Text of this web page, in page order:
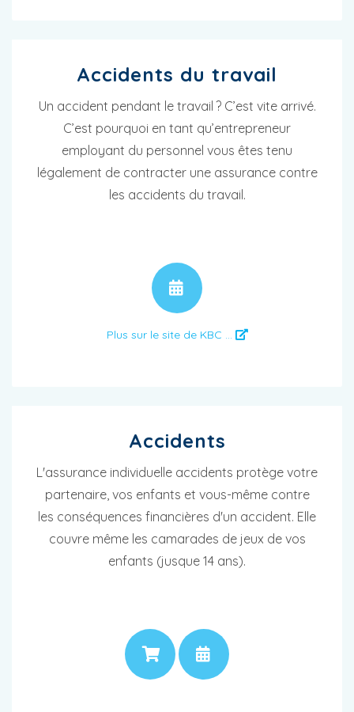
Accidents du travail
Un accident pendant le travail ? C’est vite arrivé.
C’est pourquoi en tant qu’entrepreneur
employant du personnel vous êtes tenu
légalement de contracter une assurance contre
les accidents du travail.
Plus sur le site de KBC ...
Accidents
L'assurance individuelle accidents protège votre
partenaire, vos enfants et vous-même contre
les conséquences financières d'un accident. Elle
couvre même les camarades de jeux de vos
enfants (jusque 14 ans).
PRIX